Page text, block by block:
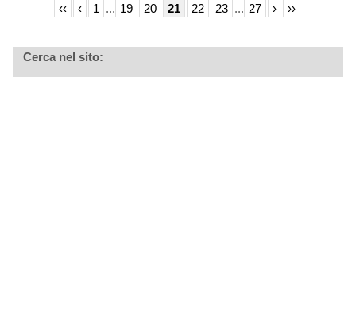
‹‹ ‹ 1 ... 19 20 21 22 23 ... 27 › ››
Cerca nel sito: